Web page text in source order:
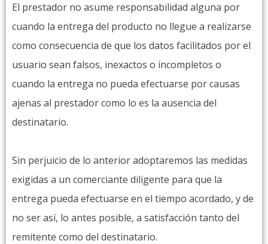
El prestador no asume responsabilidad alguna por
cuando la entrega del producto no llegue a realizarse
como consecuencia de que los datos facilitados por el
usuario sean falsos, inexactos o incompletos o
cuando la entrega no pueda efectuarse por causas
ajenas al prestador como lo es la ausencia del
destinatario.
Sin perjuicio de lo anterior adoptaremos las medidas
exigidas a un comerciante diligente para que la
entrega pueda efectuarse en el tiempo acordado, y de
no ser así, lo antes posible, a satisfacción tanto del
remitente como del destinatario.